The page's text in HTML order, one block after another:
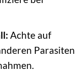
Achte auf
Parasiten